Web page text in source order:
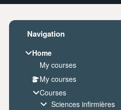
Blocks
Skip Navigation
Navigation
Home
My courses
My courses
Courses
Sciences infirmières